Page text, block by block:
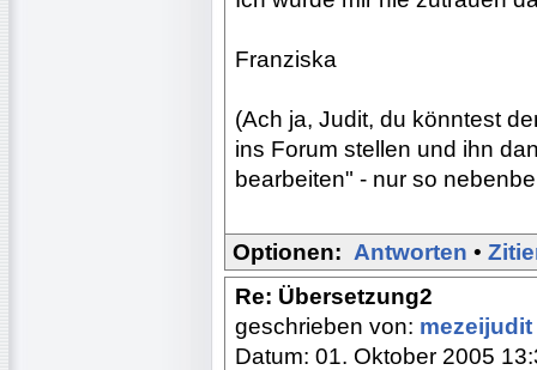
Franziska
(Ach ja, Judit, du könntest
ins Forum stellen und ihn
bearbeiten" - nur so
Optionen: Antworten •
Re: Übersetzung2
geschrieben von: mezeijudit
Datum: 01. Oktober 2005